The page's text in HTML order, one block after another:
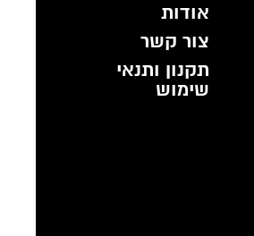
אודות
צור קשר
תקנון ותנאי
שימוש